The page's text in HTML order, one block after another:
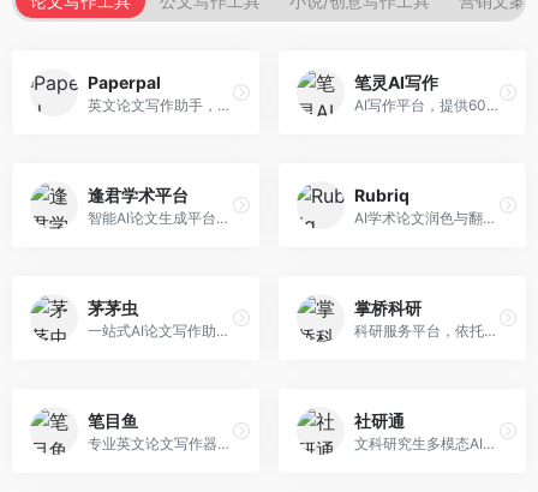
Paperpal
英文论文写作助手，专注于学术英语润色。面向需要发表国际期刊的研究者，提供语法检查、学术表达优化、格式规范等服务，英语表达地道专业。
笔灵AI写作
AI写作平台，提供600+写作模板。面向学生、职场人士和内容创作者，支持论文、公文、营销文案等多种文体，模板丰富，一键生成，写作效率大幅提升。
逢君学术平台
智能AI论文生成平台，支持查重检测。面向高校学生和研究人员，提供论文选题、内容生成、查重修改等一站式服务，学术写作流程完整。
Rubriq
AI学术论文润色与翻译平台。面向国际期刊投稿者，提供论文润色、翻译、格式调整等服务，支持多语言，学术表达专业规范。
茅茅虫
一站式AI论文写作助手，覆盖学术写作全场景。面向高校学生和科研人员，提供开题报告、文献综述、论文正文等写作服务，支持多学科多类型论文，操作简便。
掌桥科研
科研服务平台，依托3亿+真实文献数据库。面向学术研究者和学生，提供文献检索、论文写作、科研数据分析等服务，文献资源丰富，学术支持专业。
笔目鱼
专业英文论文写作器，支持学术论文全流程。面向留学生和国际期刊投稿者，提供英文论文撰写、润色、格式调整等服务，学术英语表达规范。
社研通
文科研究生多模态AI学术写作平台。面向文科研究生和社科研究者，提供文献综述、理论分析、定性研究辅助等服务，文科研究方法论支持完善。